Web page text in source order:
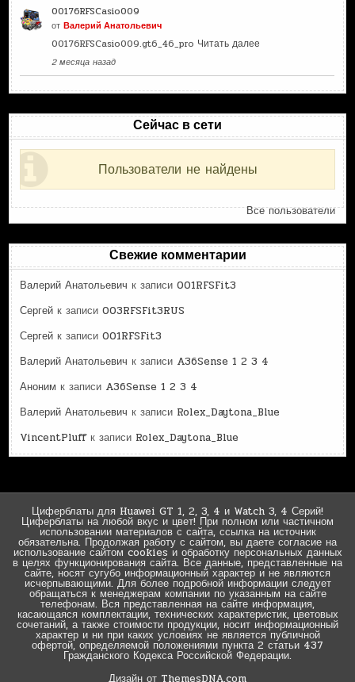
00176RFSCasio009
отВалерий Анатольевич
00176RFSCasio009.gt6_46_pro Читать далее
2 месяца назад
Сейчас в сети
Пользователи не найдены
Все пользователи
Свежие комментарии
Валерий Анатольевич к записи001RFSFit3
Сергей к записи003RFSFit3RUS
Сергей к записи001RFSFit3
Валерий Анатольевич к записи A36Sense 1 2 3 4
Аноним к записи A36Sense 1 2 3 4
Валерий Анатольевич к записи Rolex_Daytona_Blue
VincentPluffк записи Rolex_Daytona_Blue
Циферблаты для Huawei GT 1, 2, 3, 4 и Watch 3, 4 Серий!
Циферблаты на любой вкус и цвет! При полном или частичном
использовании материалов с сайта, ссылка на источник
обязательна. Продолжая работу с сайтом, вы даете согласие на
использование сайтом cookies и обработку персональных данных
в целях функционирования сайта. Все данные, представленные на
сайте, носят сугубо информационный характер и не являются
исчерпывающими. Для более подробной информации следует
обращаться к менеджерам компании по указанным на сайте
телефонам. Вся представленная на сайте информация,
касающаяся комплектации, технических характеристик, цветовых
сочетаний, а также стоимости продукции, носит информационный
характер и ни при каких условиях не является публичной
офертой, определяемой положениями пункта 2 статьи 437
Гражданского Кодекса Российской Федерации.
Дизайн от ThemesDNA.com